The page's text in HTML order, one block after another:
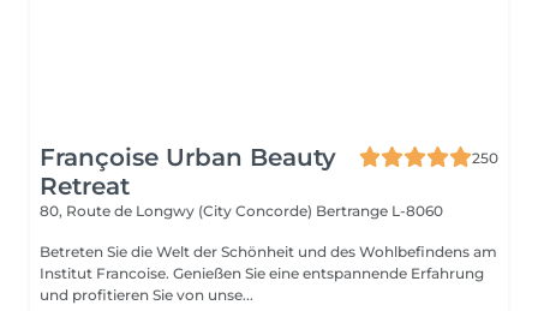
Françoise Urban Beauty
Retreat
250
80, Route de Longwy (City Concorde) Bertrange L-8060
Betreten Sie die Welt der Schönheit und des Wohlbefindens am
Institut Francoise. Genießen Sie eine entspannende Erfahrung
und profitieren Sie von unse...